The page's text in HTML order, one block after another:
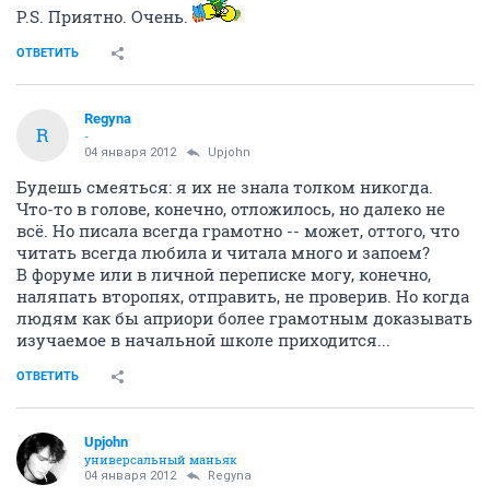
P.S. Приятно. Очень.
ОТВЕТИТЬ
R
Regyna
-
04 января 2012 Upjohn
Будешь смеяться: я их не знала толком никогда.
Что-то в голове, конечно, отложилось, но далеко не
всё. Но писала всегда грамотно -- может, оттого, что
читать всегда любила и читала много и запоем?
В форуме или в личной переписке могу, конечно,
наляпать второпях, отправить, не проверив. Но когда
людям как бы априори более грамотным доказывать
изучаемое в начальной школе приходится...
ОТВЕТИТЬ
Upjohn
универсальный маньяк
04 января 2012 Regyna